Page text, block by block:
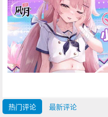
热门评论 最新评论